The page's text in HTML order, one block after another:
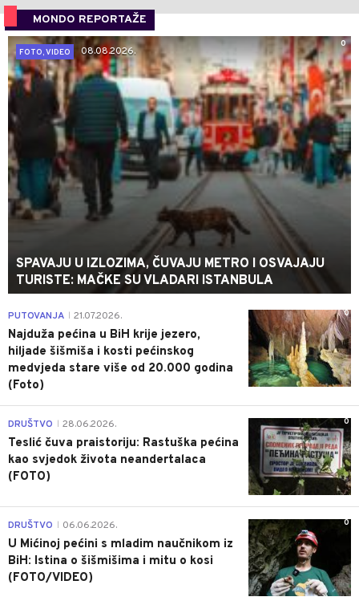
MONDO REPORTAŽE
0
FOTO, VIDEO
08.08.2026.
SPAVAJU U IZLOZIMA, ČUVAJU METRO I OSVAJAJU
TURISTE: MAČKE SU VLADARI ISTANBULA
0
PUTOVANJA 21.07.2026.
Najduža pećina u BiH krije jezero,
hiljade šišmiša i kosti pećinskog
medvjeda stare više od 20.000 godina
(Foto)
0
DRUŠTVO 28.06.2026.
Teslić čuva praistoriju: Rastuška pećina
kao svjedok života neandertalaca
(FOTO)
0
DRUŠTVO 06.06.2026.
U Mićinoj pećini s mladim naučnikom iz
BiH: Istina o šišmišima i mitu o kosi
(FOTO/VIDEO)